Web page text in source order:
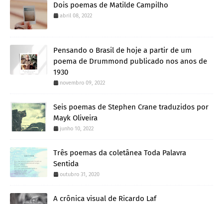
Dois poemas de Matilde Campilho
abril 08, 2022
Pensando o Brasil de hoje a partir de um
poema de Drummond publicado nos anos de
1930
novembro 09, 2022
Seis poemas de Stephen Crane traduzidos por
Mayk Oliveira
junho 10, 2022
Três poemas da coletânea Toda Palavra
Sentida
outubro 31, 2020
A crônica visual de Ricardo Laf